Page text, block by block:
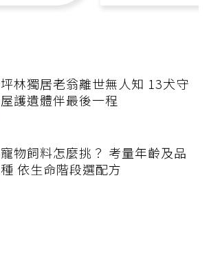
坪林獨居老翁離世無人知 13犬守
屋護遺體伴最後一程
寵物飼料怎麼挑？ 考量年齡及品
種 依生命階段選配方